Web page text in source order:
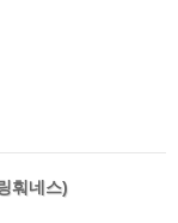
훠네스)